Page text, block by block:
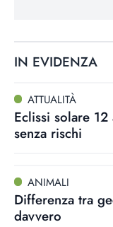
IN EVIDENZA
ATTUALITÀ
Eclissi solare
senza rischi
ANIMALI
Differenza tra
davvero